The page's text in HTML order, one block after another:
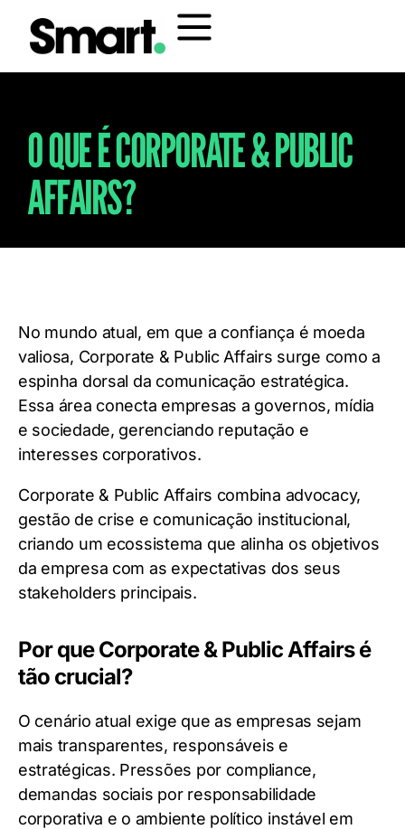
O QUE É CORPORATE & PUBLIC
AFFAIRS?
No mundo atual, em que a confiança é moeda
valiosa, Corporate & Public Affairs surge como a
espinha dorsal da comunicação estratégica.
Essa área conecta empresas a governos, mídia
e sociedade, gerenciando reputação e
interesses corporativos.
Corporate & Public Affairs combina advocacy,
gestão de crise e comunicação institucional,
criando um ecossistema que alinha os objetivos
da empresa com as expectativas dos seus
stakeholders principais.
Por que Corporate & Public Affairs é
tão crucial?
O cenário atual exige que as empresas sejam
mais transparentes, responsáveis e
estratégicas. Pressões por compliance,
demandas sociais por responsabilidade
corporativa e o ambiente político instável em